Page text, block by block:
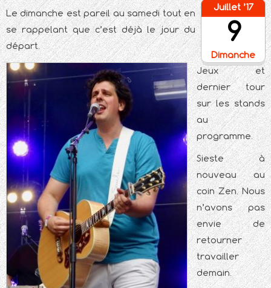
Dimanche
Juillet ’17
9
Le dimanche est pareil au samedi tout en
se rappelant que c’est déjà le jour du
départ.
Jeux et
dernier tour
sur les stands
au
programme.
Sieste à
nouveau au
coin Zen. Nous
n’avons pas
envie de
retourner
travailler
demain.